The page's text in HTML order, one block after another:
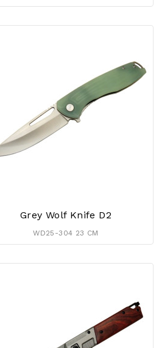
Grey Wolf Knife D2
WD25-304 23 CM